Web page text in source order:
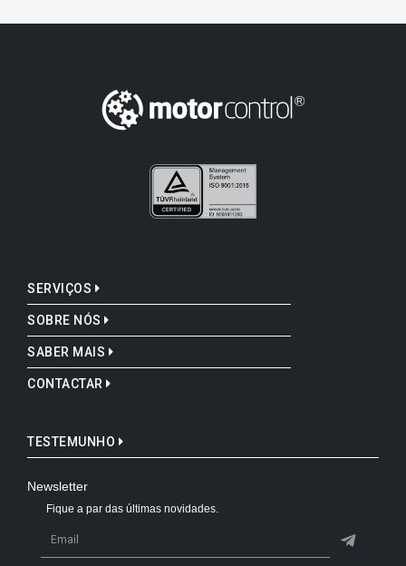
SERVIÇOS
SOBRE NÓS
SABER MAIS
CONTACTAR
TESTEMUNHO
Newsletter
Fique a par das últimas novidades.